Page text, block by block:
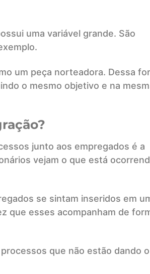
uma variável grande. São
um peça norteadora. Dessa
o mesmo objetivo e na
junto aos empregados é a
vejam o que está
se sintam inseridos em
que esses acompanham de
que não estão dando o